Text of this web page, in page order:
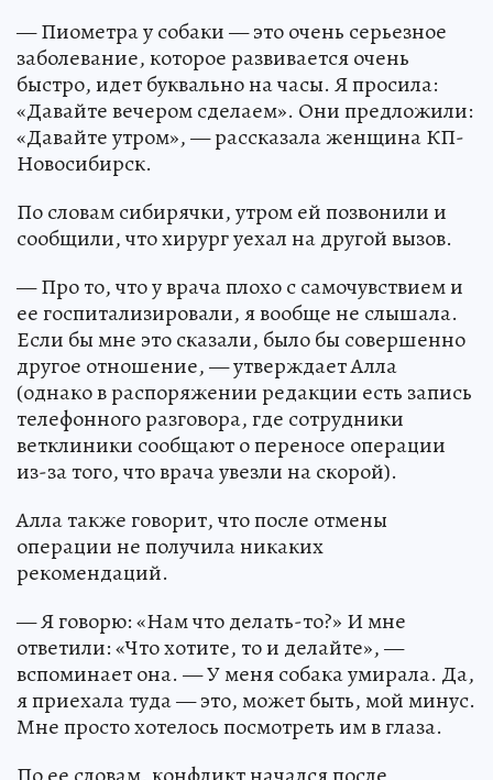
— Пиометра у собаки — это очень серьезное
заболевание, которое развивается очень
быстро, идет буквально на часы. Я просила:
«Давайте вечером сделаем». Они предложили:
«Давайте утром», — рассказала женщина КП-
Новосибирск.
По словам сибирячки, утром ей позвонили и
сообщили, что хирург уехал на другой вызов.
— Про то, что у врача плохо с самочувствием и
ее госпитализировали, я вообще не слышала.
Если бы мне это сказали, было бы совершенно
другое отношение, — утверждает Алла
(однако в распоряжении редакции есть запись
телефонного разговора, где сотрудники
ветклиники сообщают о переносе операции
из-за того, что врача увезли на скорой).
Алла также говорит, что после отмены
операции не получила никаких
рекомендаций.
— Я говорю: «Нам что делать-то?» И мне
ответили: «Что хотите, то и делайте», —
вспоминает она. — У меня собака умирала. Да,
я приехала туда — это, может быть, мой минус.
Мне просто хотелось посмотреть им в глаза.